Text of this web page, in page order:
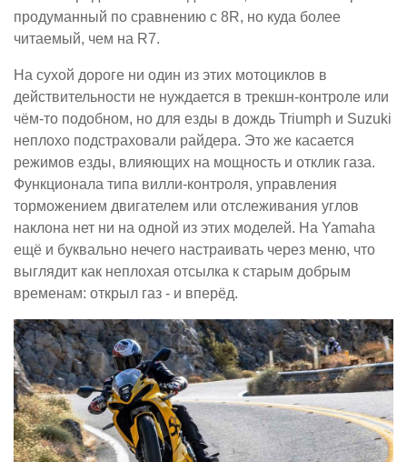
продуманный по сравнению с 8R, но куда более
читаемый, чем на R7.
На сухой дороге ни один из этих мотоциклов в
действительности не нуждается в трекшн-контроле или
чём-то подобном, но для езды в дождь Triumph и Suzuki
неплохо подстраховали райдера. Это же касается
режимов езды, влияющих на мощность и отклик газа.
Функционала типа вилли-контроля, управления
торможением двигателем или отслеживания углов
наклона нет ни на одной из этих моделей. На Yamaha
ещё и буквально нечего настраивать через меню, что
выглядит как неплохая отсылка к старым добрым
временам: открыл газ - и вперёд.